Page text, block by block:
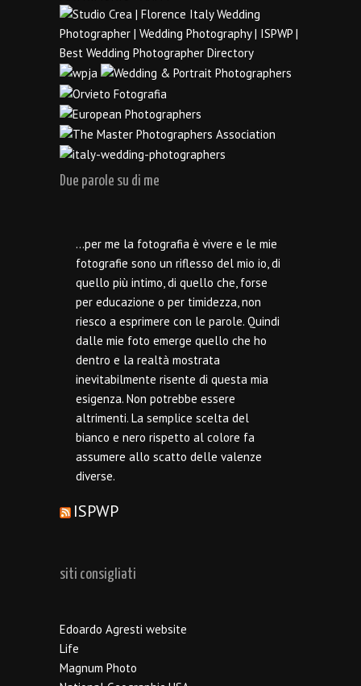
Due parole su di me
…per me la fotografia è vivere e le mie
fotografie sono un riflesso del mio io, di
quello più intimo, di quello che, forse
per educazione o per timidezza, non
riesco a esprimere con le parole. Quindi
dalle mie foto emerge quello che ho
dentro e la realtà mostrata
inevitabilmente risente di questa mia
esigenza. Non potrebbe essere
altrimenti. La semplice scelta del
bianco e nero rispetto al colore fa
assumere allo scatto delle valenze
diverse.
ISPWP
siti consigliati
Edoardo Agresti website
Life
Magnum Photo